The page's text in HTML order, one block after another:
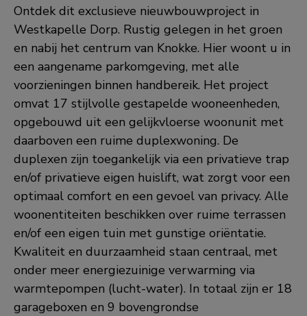
Ontdek dit exclusieve nieuwbouwproject in
Westkapelle Dorp. Rustig gelegen in het groen
en nabij het centrum van Knokke. Hier woont u in
een aangename parkomgeving, met alle
voorzieningen binnen handbereik. Het project
omvat 17 stijlvolle gestapelde wooneenheden,
opgebouwd uit een gelijkvloerse woonunit met
daarboven een ruime duplexwoning. De
duplexen zijn toegankelijk via een privatieve trap
en/of privatieve eigen huislift, wat zorgt voor een
optimaal comfort en een gevoel van privacy. Alle
woonentiteiten beschikken over ruime terrassen
en/of een eigen tuin met gunstige oriëntatie.
Kwaliteit en duurzaamheid staan centraal, met
onder meer energiezuinige verwarming via
warmtepompen (lucht-water). In totaal zijn er 18
garageboxen en 9 bovengrondse